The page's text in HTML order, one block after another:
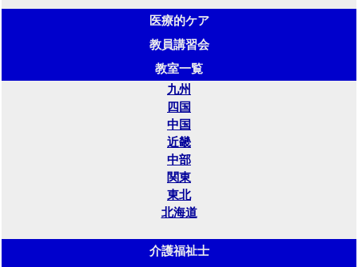
医療的ケア
教員講習会
教室一覧
九州
四国
中国
近畿
中部
関東
東北
北海道
介護福祉士